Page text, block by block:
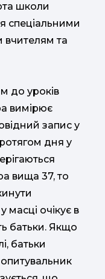
школи
спеціальними
вчителям та
до уроків
вимірює
запис у
дня у
вища 37, то
очікує в
батьки. Якщо
батьки